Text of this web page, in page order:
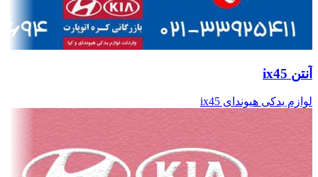
آنتن ix45
لوازم یدکی هیوندای ix45